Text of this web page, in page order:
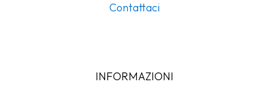
Contattaci
INFORMAZIONI